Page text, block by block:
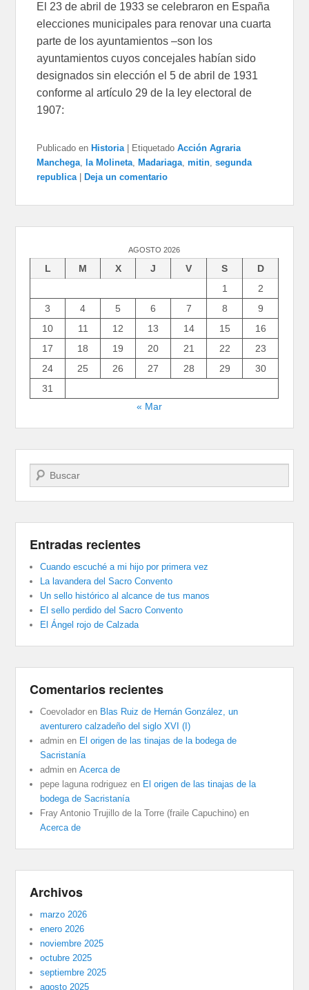
El 23 de abril de 1933 se celebraron en España
elecciones municipales para renovar una cuarta
parte de los ayuntamientos –son los
ayuntamientos cuyos concejales habían sido
designados sin elección el 5 de abril de 1931
conforme al artículo 29 de la ley electoral de
1907:
Publicado en Historia Etiquetado Acción Agraria
Manchega, la Molineta, Madariaga,mitin,segunda
republica
Deja un comentario
AGOSTO 2026
L M X J V S
D
1
2
3
4 5 6 7 8
9
10
11 12 13 14 15
16
17
18 19 20 21 22
23
24
25 26 27 28 29
30
31
« Mar
Buscar
Entradas recientes
Cuando escuché a mi hijo por primera vez
La lavandera del Sacro Convento
Un sello histórico al alcance de tus manos
El sello perdido del Sacro Convento
El Ángel rojo de Calzada
Comentarios recientes
Coevolador en Blas Ruiz de Hernán González, un
aventurero calzadeño del siglo XVI (I)
admin en El origen de las tinajas de la bodega de
Sacristanía
admin enAcerca de
pepe laguna rodriguez en El origen de las tinajas de la
bodega de Sacristanía
Fray Antonio Trujillo de la Torre (fraile Capuchino) en
Acerca de
Archivos
marzo 2026
enero 2026
noviembre 2025
octubre 2025
septiembre 2025
agosto 2025